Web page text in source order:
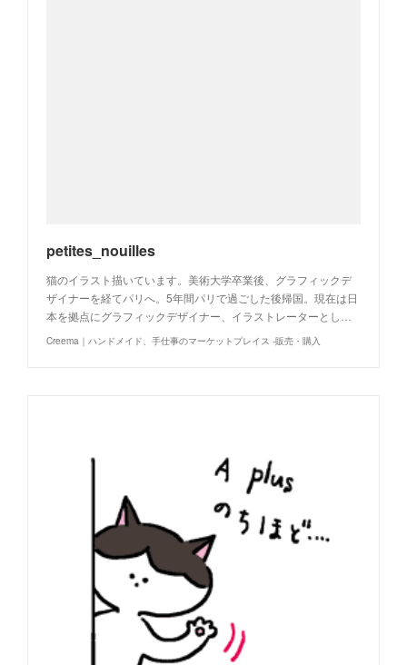
petites_nouilles
猫のイラスト描いています。美術大学卒業後、グラフィックデ
ザイナーを経てパリへ。5年間パリで過ごした後帰国。現在は日
本を拠点にグラフィックデザイナー、イラストレーターとし…
Creema｜ハンドメイド、手仕事のマーケットプレイス -販売・購入